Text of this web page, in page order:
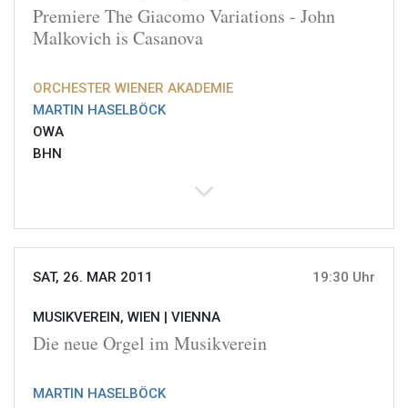
Premiere The Giacomo Variations - John
Malkovich is Casanova
ORCHESTER WIENER AKADEMIE
MARTIN HASELBÖCK
OWA
BHN
SAT, 26. MAR 2011 19:30 Uhr
MUSIKVEREIN, WIEN | VIENNA
Die neue Orgel im Musikverein
MARTIN HASELBÖCK